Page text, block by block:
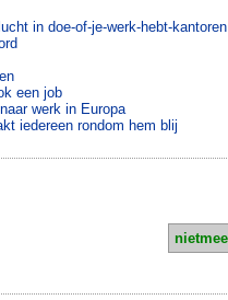
in doe-of-je-werk-hebt-kantoren
een job
werk in Europa
iedereen rondom hem blij